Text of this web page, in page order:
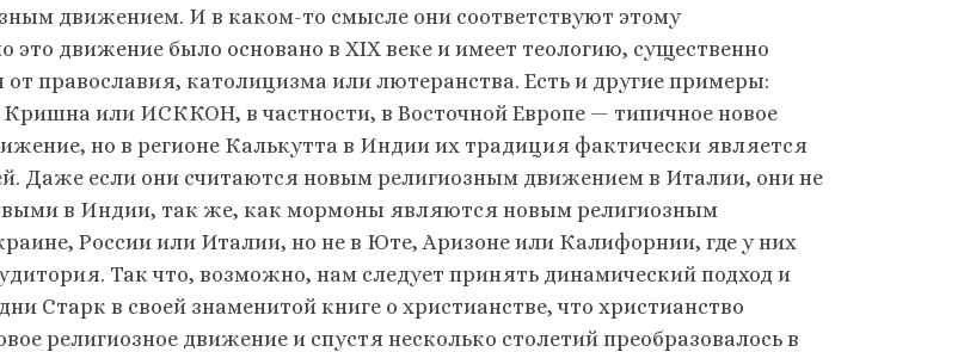
движением. И в каком-то смысле они соответствуют этому
это движение было основано в XIX веке и имеет теологию, существенно
православия, католицизма или лютеранства. Есть и другие примеры:
или ИСККОН, в частности, в Восточной Европе — типичное новое
но в регионе Калькутта в Индии их традиция фактически является
Даже если они считаются новым религиозным движением в Италии, они не
в Индии, так же, как мормоны являются новым религиозным
России или Италии, но не в Юте, Аризоне или Калифорнии, где у них
Так что, возможно, нам следует принять динамический подход и
Старк в своей знаменитой книге о христианстве, что христианство
религиозное движение и спустя несколько столетий преобразовалось в